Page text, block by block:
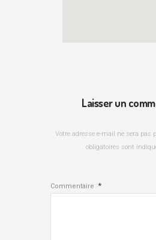
Laisser un
Votre adresse e-mail ne sera pas
obligatoires sont
Commentaire *